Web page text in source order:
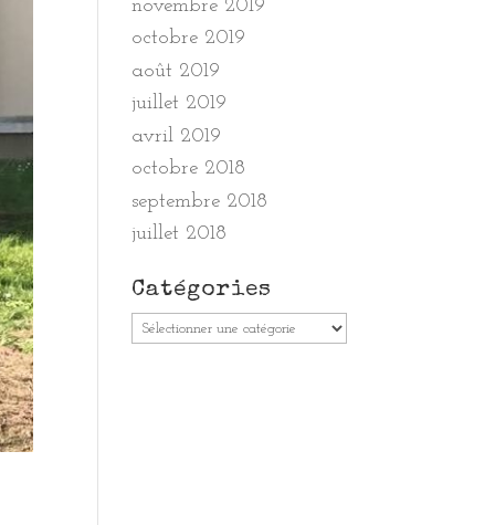
novembre 2019
octobre 2019
août 2019
juillet 2019
avril 2019
octobre 2018
septembre 2018
juillet 2018
Catégories
Catégories